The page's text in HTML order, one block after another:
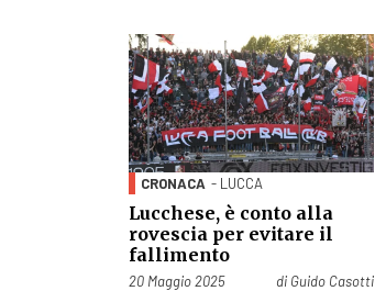
CRONACA - LUCCA
Lucchese, è conto alla
rovescia per evitare il
fallimento
Pubblicato il
20 Maggio 2025 di Guido Casotti